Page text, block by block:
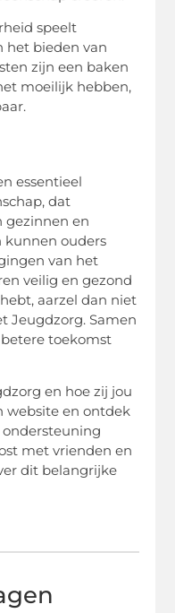
speelt
het bieden van
zijn een baken
moeilijk hebben,
essentieel
dat
gezinnen en
kunnen ouders
van het
veilig en gezond
aarzel dan niet
Jeugdzorg. Samen
toekomst
en hoe zij jou
website en ontdek
met vrienden en
dit belangrijke